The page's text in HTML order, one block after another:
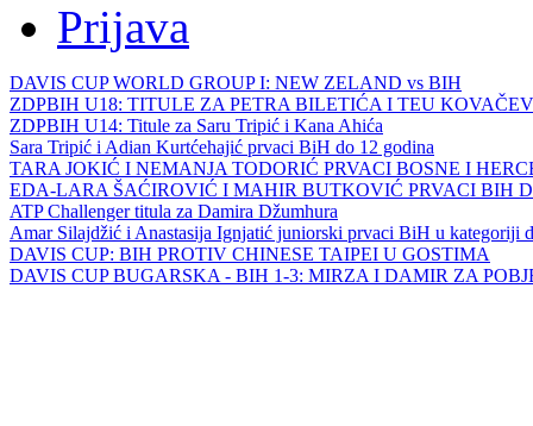
Prijava
DAVIS CUP WORLD GROUP I: NEW ZELAND vs BIH
ZDPBIH U18: TITULE ZA PETRA BILETIĆA I TEU
ZDPBIH U14: Titule za Saru Tripić i Kana Ahića
Sara Tripić i Adian Kurtćehajić prvaci BiH do 12 godina
TARA JOKIĆ I NEMANJA TODORIĆ PRVACI BOSNE I
EDA-LARA ŠAĆIROVIĆ I MAHIR BUTKOVIĆ PRVACI BIH
ATP Challenger titula za Damira Džumhura
Amar Silajdžić i Anastasija Ignjatić juniorski prvaci BiH u kategoriji
DAVIS CUP: BIH PROTIV CHINESE TAIPEI U GOSTIMA
DAVIS CUP BUGARSKA - BIH 1-3: MIRZA I DAMIR ZA